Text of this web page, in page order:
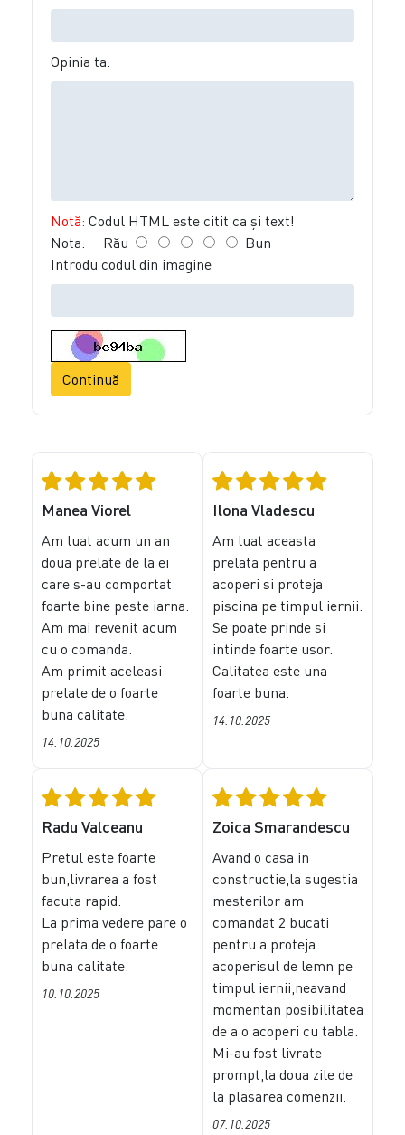
Opinia ta:
Notă: Codul HTML este citit ca şi text!
Nota: Rău
Bun
Introdu codul din imagine
Continuă
Manea Viorel
Am luat acum un an
doua prelate de la ei
care s-au comportat
foarte bine peste iarna.
Am mai revenit acum
cu o comanda.
Am primit aceleasi
prelate de o foarte
buna calitate.
14.10.2025
Ilona Vladescu
Am luat aceasta
prelata pentru a
acoperi si proteja
piscina pe timpul iernii.
Se poate prinde si
intinde foarte usor.
Calitatea este una
foarte buna.
14.10.2025
Radu Valceanu
Pretul este foarte
bun,livrarea a fost
facuta rapid.
La prima vedere pare o
prelata de o foarte
buna calitate.
10.10.2025
Zoica Smarandescu
Avand o casa in
constructie,la sugestia
mesterilor am
comandat 2 bucati
pentru a proteja
acoperisul de lemn pe
timpul iernii,neavand
momentan posibilitatea
de a o acoperi cu tabla.
Mi-au fost livrate
prompt,la doua zile de
la plasarea comenzii.
07.10.2025